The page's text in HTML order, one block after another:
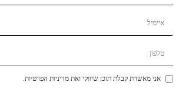
הוסף לרשימת המשאלות
אני מאשרת קבלת תוכן שיווקי ואת מדיניות הפרטיות.